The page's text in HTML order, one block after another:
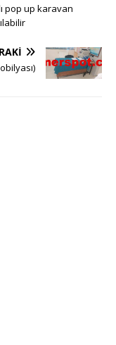
pop up karavan